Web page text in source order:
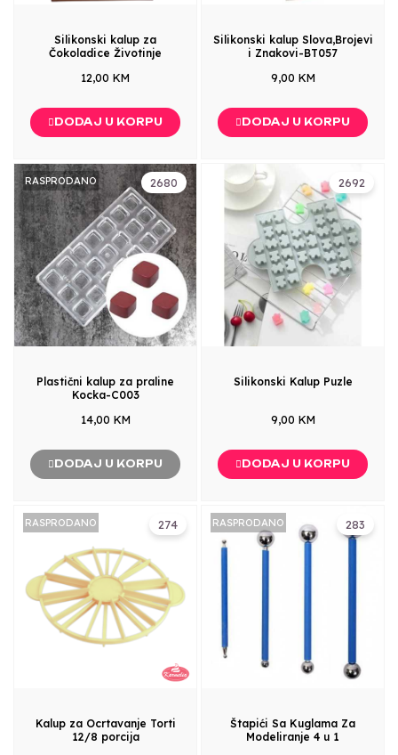
Silikonski kalup za
Čokoladice Životinje
12,00 KM
DODAJ U KORPU
Silikonski kalup Slova,Brojevi
i Znakovi-BT057
9,00 KM
DODAJ U KORPU
2680
RASPRODANO
Plastični kalup za praline
Kocka-C003
14,00 KM
DODAJ U KORPU
2692
Silikonski Kalup Puzle
9,00 KM
DODAJ U KORPU
274
RASPRODANO
Kalup za Ocrtavanje Torti
12/8 porcija
283
RASPRODANO
Štapići Sa Kuglama Za
Modeliranje 4 u 1